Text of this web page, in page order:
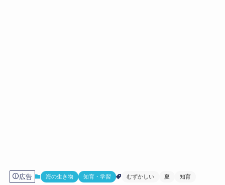
広告 海の生き物 知育・学習 むずかしい 夏 知育